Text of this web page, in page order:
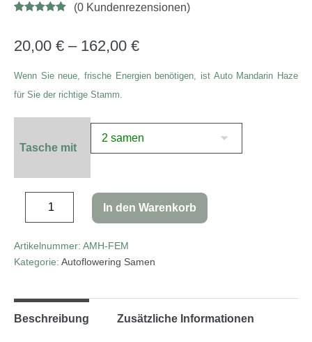
basierend
auf
rtungen
(0Kundenrezensionen)
20,00 € – 162,00 €
Wenn Sie neue, frische Energien benötigen, ist Auto Mandarin Haze
für Sie der richtige Stamm.
Tasche mit
In den Warenkorb
Artikelnummer: AMH-FEM
Kategorie: Autoflowering Samen
Beschreibung Zusätzliche Informationen